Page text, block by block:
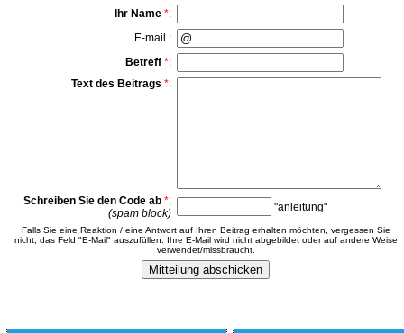
Ihr Name *:
E-mail :
Betreff *:
Text des Beitrags *:
Schreiben Sie den Code ab *:
(spam block)
"anleitung"
Falls Sie eine Reaktion / eine Antwort auf Ihren Beitrag erhalten möchten, vergessen Sie
nicht, das Feld "E-Mail" auszufüllen. Ihre E-Mail wird nicht abgebildet oder auf andere Weise
verwendet/missbraucht.